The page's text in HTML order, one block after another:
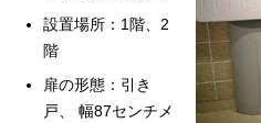
設置場所：1階、2
階
扉の形態：引き
戸、 幅87センチメ